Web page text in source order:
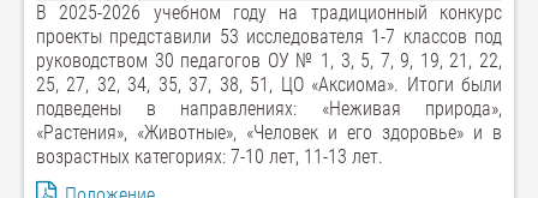
В 2025-2026 учебном году на традиционный конкурс
проекты представили 53 исследователя 1-7 классов под
руководством 30 педагогов ОУ № 1, 3, 5, 7, 9, 19, 21, 22,
25, 27, 32, 34, 35, 37, 38, 51, ЦО «Аксиома». Итоги были
подведены в направлениях: «Неживая природа»,
«Растения», «Животные», «Человек и его здоровье» и в
возрастных категориях: 7-10 лет, 11-13 лет.